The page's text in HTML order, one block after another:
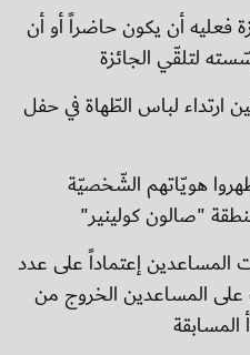
فعليه أن يكون حاضراً أو أن
لتلقّي الجائزة
ارتداء لباس الطّهاة في حفل
هويّاتهم الشّخصيّة
"صالون كولينير"
إعتماداً على عدد
على المساعدين الخروج من